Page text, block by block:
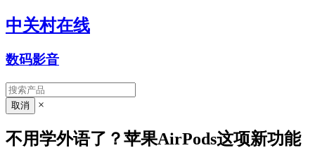
中关村在线
数码影音
×
不用学外语了？苹果AirPods这项新功能